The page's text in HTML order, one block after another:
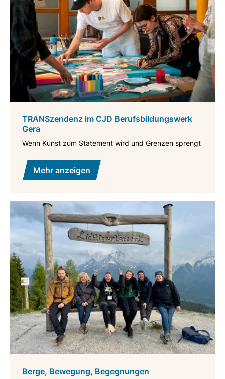
TRANSzendenz im CJD Berufsbildungswerk
Gera
Wenn Kunst zum Statement wird und Grenzen sprengt
Mehr anzeigen
Berge, Bewegung, Begegnungen